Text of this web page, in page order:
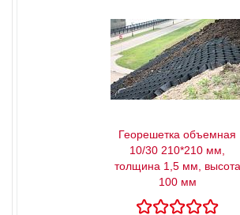
Георешетка объемная
10/30 210*210 мм,
толщина 1,5 мм, высота
100 мм